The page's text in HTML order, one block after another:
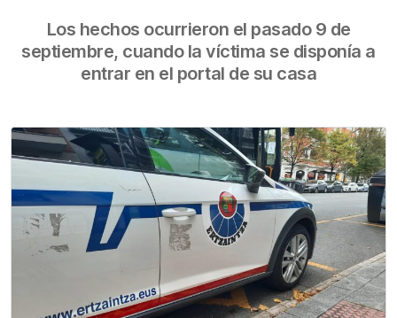
Los hechos ocurrieron el pasado 9 de
septiembre, cuando la víctima se disponía a
entrar en el portal de su casa